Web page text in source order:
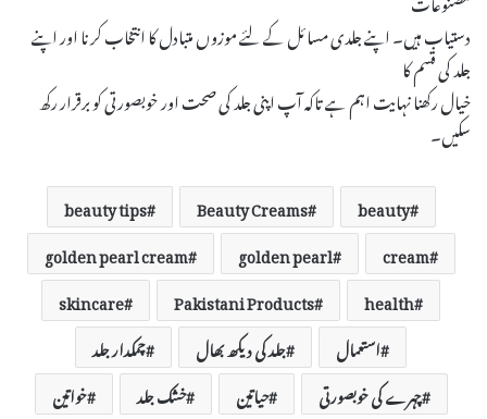
دستیاب ہیں۔ اپنے جلدی مسائل کے لئے موزوں متبادل کا انتخاب کرنا اور اپنے
جلد کی قسم کا
خیال رکھنا نہایت اہم ہے تاکہ آپ اپنی جلد کی صحت اور خوبصورتی کو برقرار رکھ
سکیں۔
beauty
Beauty Creams
beauty tips
cream
golden pearl
golden pearl cream
health
Pakistani Products
skincare
استعمال
جلد کی دیکھ بھال
چمکدار جلد
چہرے کی خوبصورتی
حیاتین خشک جلد
خواتین